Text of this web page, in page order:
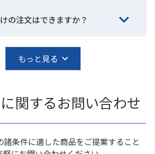
の注文はできますか？
もっと見る
関するお問い合わせ
諸条件に適した商品をご提案すること